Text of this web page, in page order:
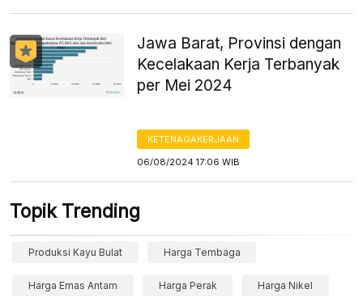
Jawa Barat, Provinsi dengan
Kecelakaan Kerja Terbanyak
per Mei 2024
KETENAGAKERJAAN
06/08/2024 17:06 WIB
Topik Trending
Produksi Kayu Bulat Harga Tembaga
Harga Emas Antam Harga Perak Harga Nikel